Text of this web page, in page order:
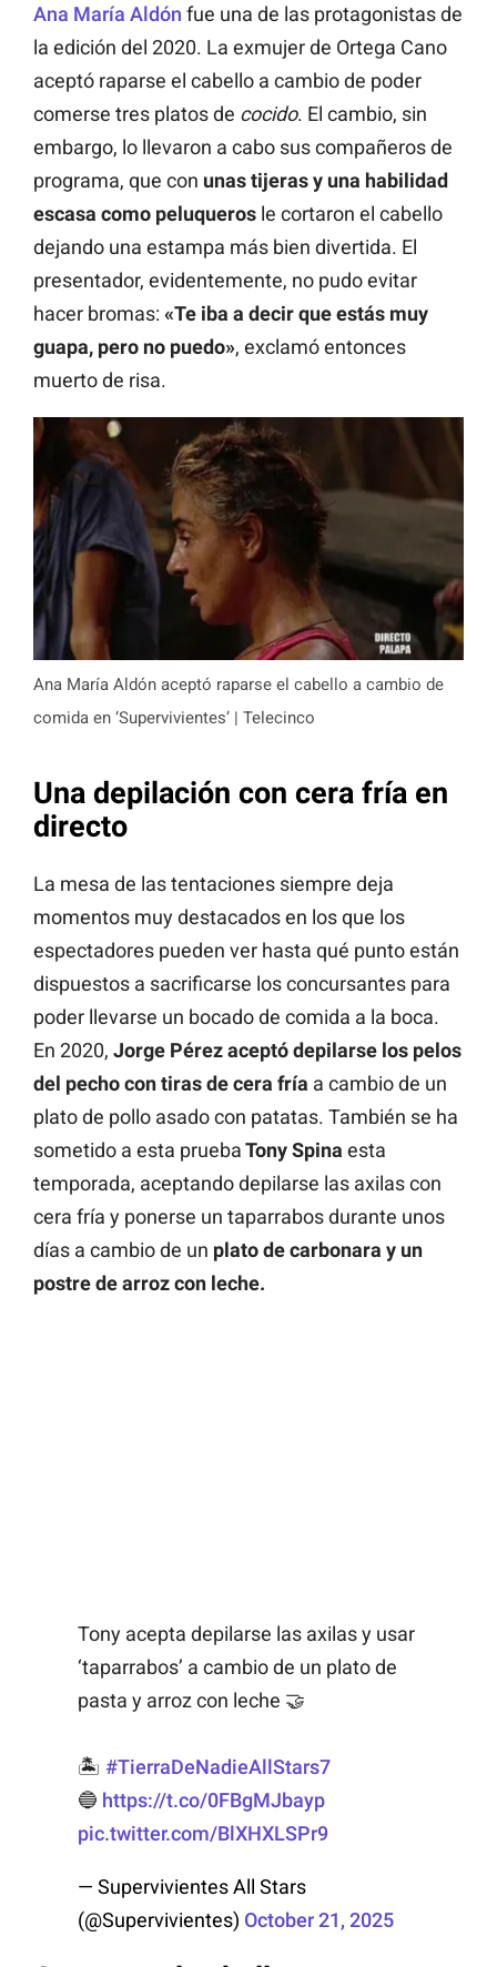
Ana María Aldón fue una de las protagonistas de
la edición del 2020. La exmujer de Ortega Cano
aceptó raparse el cabello a cambio de poder
comerse tres platos de cocido. El cambio, sin
embargo, lo llevaron a cabo sus compañeros de
programa, que con unas tijeras y una habilidad
escasa como peluqueros le cortaron el cabello
dejando una estampa más bien divertida. El
presentador, evidentemente, no pudo evitar
hacer bromas: «Te iba a decir que estás muy
guapa, pero no puedo», exclamó entonces
muerto de risa.
Ana María Aldón aceptó raparse el cabello a cambio de
comida en ‘Supervivientes’ | Telecinco
Una depilación con cera fría en
directo
La mesa de las tentaciones siempre deja
momentos muy destacados en los que los
espectadores pueden ver hasta qué punto están
dispuestos a sacrificarse los concursantes para
poder llevarse un bocado de comida a la boca.
En 2020, Jorge Pérez aceptó depilarse los pelos
del pecho con tiras de cera fría a cambio de un
plato de pollo asado con patatas. También se ha
sometido a esta pruebaTony Spina esta
temporada, aceptando depilarse las axilas con
cera fría y ponerse un taparrabos durante unos
días a cambio de un plato de carbonara y un
postre de arroz con leche.
Tony acepta depilarse las axilas y usar
‘taparrabos’ a cambio de un plato de
pasta y arroz con leche 🤝
🏝️ #TierraDeNadieAllStars7
🔵 https://t.co/0FBgMJbayp
pic.twitter.com/BlXHXLSPr9
— Supervivientes All Stars
(@Supervivientes) October 21, 2025